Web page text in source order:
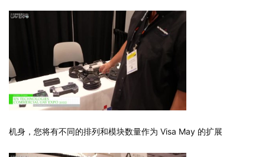
机身，您将有不同的排列和模块数量作为 Visa May 的扩展